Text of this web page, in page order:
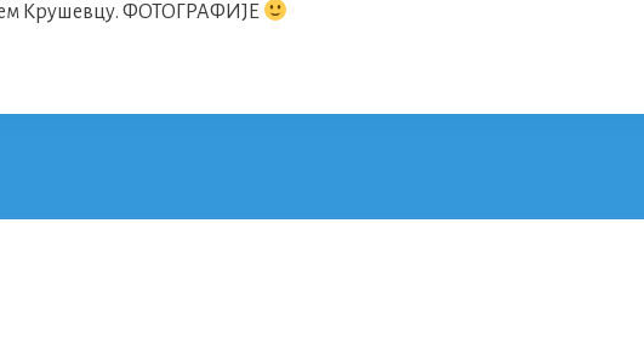
Крушевцу. ФОТОГРАФИЈЕ